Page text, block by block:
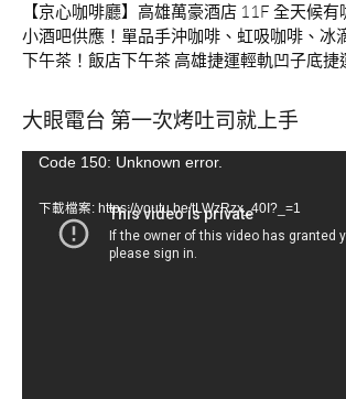
【京心咖啡廳】高雄萬豪酒店 11F 全天候
小酒吧供應！單品手沖咖啡、虹吸咖啡、冰
下午茶！飯店下午茶 高雄捷運輕軌凹子底捷
大眼電台 第一次烤吐司就上手
視Code 150: Unknown error.
下載檔案: https://youtu.be/tLWzRzx_40I?_=1